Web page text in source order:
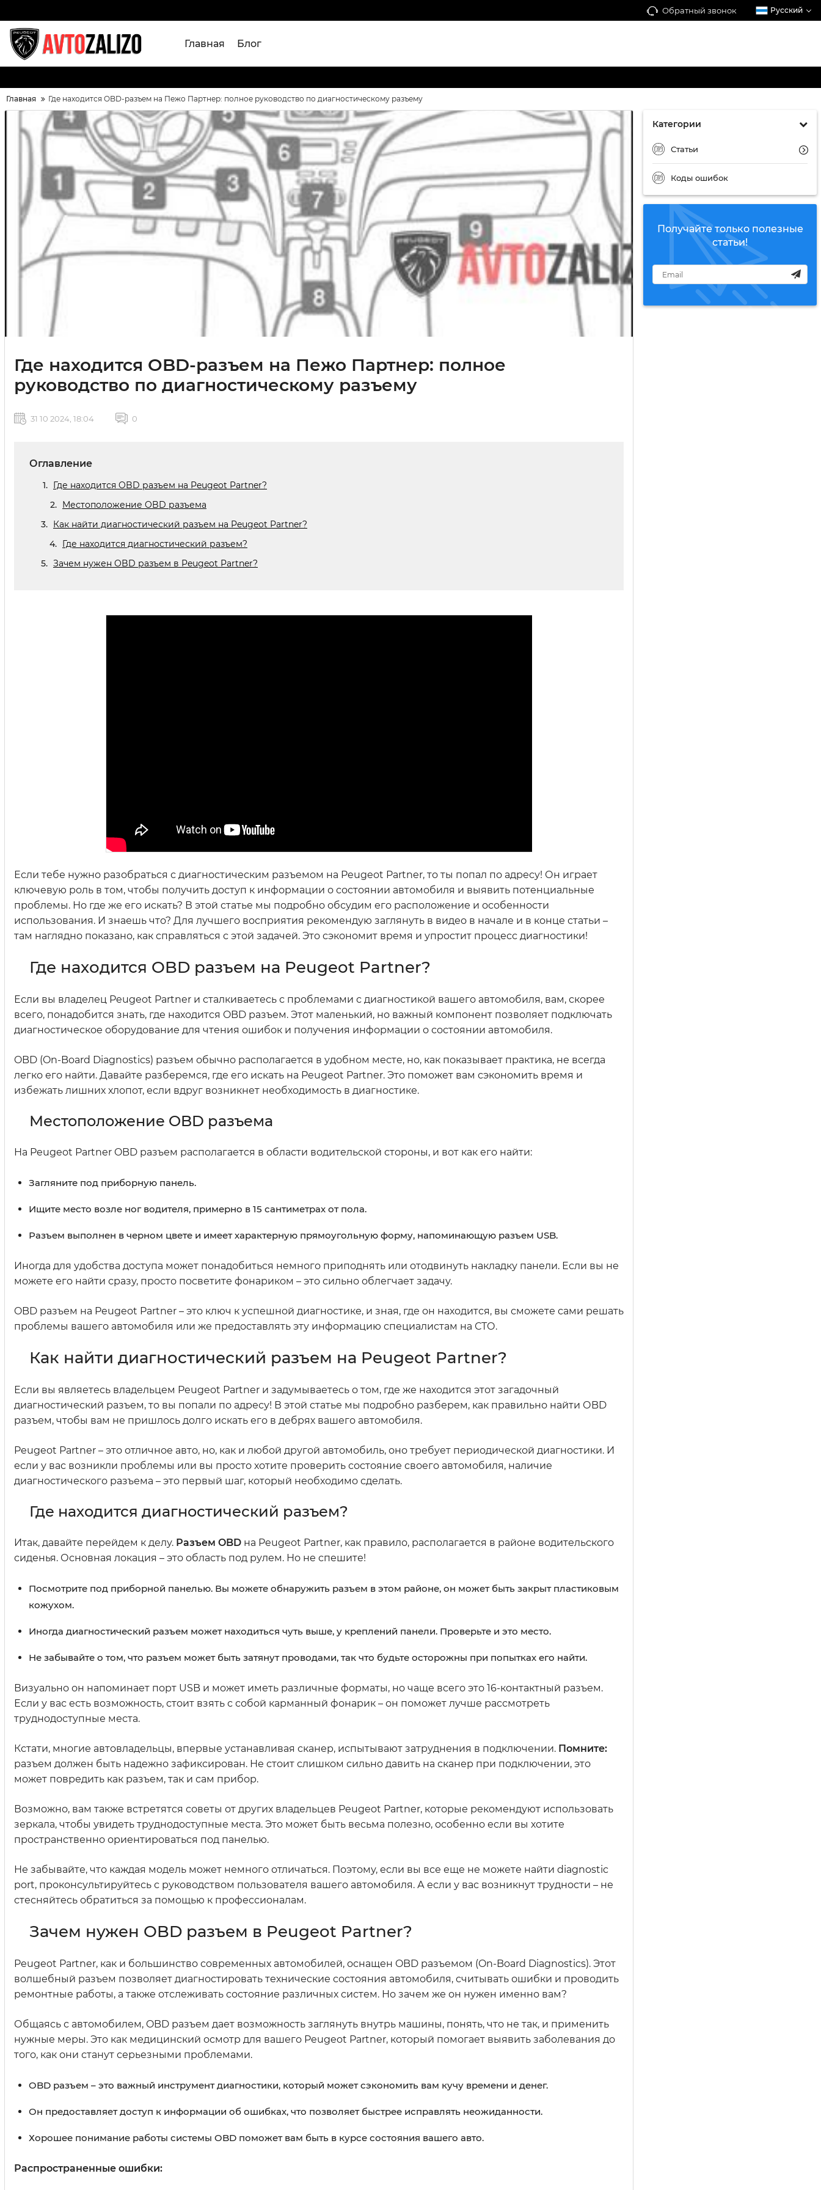
Обратный звонок Русский
Главная Блог
Главная Где находится OBD-разъем на Пежо Партнер: полное руководство по диагностическому разъему
Категории
Статьи
Коды ошибок
Получайте только полезные
статьи!
Где находится OBD-разъем на Пежо Партнер: полное
руководство по диагностическому разъему
31 10 2024, 18:04 0
Оглавление
Где находится OBD разъем на Peugeot Partner?
Местоположение OBD разъема
Как найти диагностический разъем на Peugeot Partner?
Где находится диагностический разъем?
Зачем нужен OBD разъем в Peugeot Partner?
Если тебе нужно разобраться с диагностическим разъемом на Peugeot Partner, то ты попал по адресу! Он играет
ключевую роль в том, чтобы получить доступ к информации о состоянии автомобиля и выявить потенциальные
проблемы. Но где же его искать? В этой статье мы подробно обсудим его расположение и особенности
использования. И знаешь что? Для лучшего восприятия рекомендую заглянуть в видео в начале и в конце статьи –
там наглядно показано, как справляться с этой задачей. Это сэкономит время и упростит процесс диагностики!
Где находится OBD разъем на Peugeot Partner?
Если вы владелец Peugeot Partner и сталкиваетесь с проблемами с диагностикой вашего автомобиля, вам, скорее
всего, понадобится знать, где находится OBD разъем. Этот маленький, но важный компонент позволяет подключать
диагностическое оборудование для чтения ошибок и получения информации о состоянии автомобиля.
OBD (On-Board Diagnostics) разъем обычно располагается в удобном месте, но, как показывает практика, не всегда
легко его найти. Давайте разберемся, где его искать на Peugeot Partner. Это поможет вам сэкономить время и
избежать лишних хлопот, если вдруг возникнет необходимость в диагностике.
Местоположение OBD разъема
На Peugeot Partner OBD разъем располагается в области водительской стороны, и вот как его найти:
Загляните под приборную панель.
Ищите место возле ног водителя, примерно в 15 сантиметрах от пола.
Разъем выполнен в черном цвете и имеет характерную прямоугольную форму, напоминающую разъем USB.
Иногда для удобства доступа может понадобиться немного приподнять или отодвинуть накладку панели. Если вы не
можете его найти сразу, просто посветите фонариком – это сильно облегчает задачу.
OBD разъем на Peugeot Partner – это ключ к успешной диагностике, и зная, где он находится, вы сможете сами решать
проблемы вашего автомобиля или же предоставлять эту информацию специалистам на СТО.
Как найти диагностический разъем на Peugeot Partner?
Если вы являетесь владельцем Peugeot Partner и задумываетесь о том, где же находится этот загадочный
диагностический разъем, то вы попали по адресу! В этой статье мы подробно разберем, как правильно найти ОBD
разъем, чтобы вам не пришлось долго искать его в дебрях вашего автомобиля.
Peugeot Partner – это отличное авто, но, как и любой другой автомобиль, оно требует периодической диагностики. И
если у вас возникли проблемы или вы просто хотите проверить состояние своего автомобиля, наличие
диагностического разъема – это первый шаг, который необходимо сделать.
Где находится диагностический разъем?
Итак, давайте перейдем к делу. Разъем OBD на Peugeot Partner, как правило, располагается в районе водительского
сиденья. Основная локация – это область под рулем. Но не спешите!
Посмотрите под приборной панелью. Вы можете обнаружить разъем в этом районе, он может быть закрыт пластиковым
кожухом.
Иногда диагностический разъем может находиться чуть выше, у креплений панели. Проверьте и это место.
Не забывайте о том, что разъем может быть затянут проводами, так что будьте осторожны при попытках его найти.
Визуально он напоминает порт USB и может иметь различные форматы, но чаще всего это 16-контактный разъем.
Если у вас есть возможность, стоит взять с собой карманный фонарик – он поможет лучше рассмотреть
труднодоступные места.
Кстати, многие автовладельцы, впервые устанавливая сканер, испытывают затруднения в подключении. Помните:
разъем должен быть надежно зафиксирован. Не стоит слишком сильно давить на сканер при подключении, это
может повредить как разъем, так и сам прибор.
Возможно, вам также встретятся советы от других владельцев Peugeot Partner, которые рекомендуют использовать
зеркала, чтобы увидеть труднодоступные места. Это может быть весьма полезно, особенно если вы хотите
пространственно ориентироваться под панелью.
Не забывайте, что каждая модель может немного отличаться. Поэтому, если вы все еще не можете найти diagnostic
port, проконсультируйтесь с руководством пользователя вашего автомобиля. А если у вас возникнут трудности – не
стесняйтесь обратиться за помощью к профессионалам.
Зачем нужен OBD разъем в Peugeot Partner?
Peugeot Partner, как и большинство современных автомобилей, оснащен OBD разъемом (On-Board Diagnostics). Этот
волшебный разъем позволяет диагностировать технические состояния автомобиля, считывать ошибки и проводить
ремонтные работы, а также отслеживать состояние различных систем. Но зачем же он нужен именно вам?
Общаясь с автомобилем, OBD разъем дает возможность заглянуть внутрь машины, понять, что не так, и применить
нужные меры. Это как медицинский осмотр для вашего Peugeot Partner, который помогает выявить заболевания до
того, как они станут серьезными проблемами.
OBD разъем – это важный инструмент диагностики, который может сэкономить вам кучу времени и денег.
Он предоставляет доступ к информации об ошибках, что позволяет быстрее исправлять неожиданности.
Хорошее понимание работы системы OBD поможет вам быть в курсе состояния вашего авто.
Распространенные ошибки: